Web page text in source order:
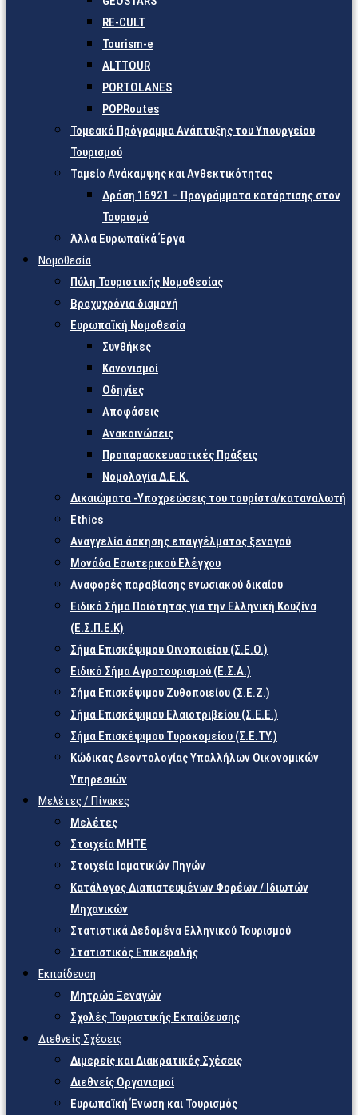
RE-CULT
Tourism-e
ALTTOUR
PORTOLANES
POPRoutes
Τομεακό Πρόγραμμα Ανάπτυξης του Υπουργείου
Τουρισμού
Ταμείο Ανάκαμψης και Ανθεκτικότητας
Δράση 16921 – Προγράμματα κατάρτισης στον
Τουρισμό
Άλλα Ευρωπαϊκά Έργα
Νομοθεσία
Πύλη Τουριστικής Νομοθεσίας
Βραχυχρόνια διαμονή
Ευρωπαϊκή Νομοθεσία
Συνθήκες
Κανονισμοί
Οδηγίες
Αποφάσεις
Ανακοινώσεις
Προπαρασκευαστικές Πράξεις
Νομολογία Δ.Ε.Κ.
Δικαιώματα -Υποχρεώσεις του τουρίστα/καταναλωτή
Ethics
Αναγγελία άσκησης επαγγέλματος ξεναγού
Μονάδα Εσωτερικού Ελέγχου
Αναφορές παραβίασης ενωσιακού δικαίου
Ειδικό Σήμα Ποιότητας για την Ελληνική Κουζίνα
(Ε.Σ.Π.Ε.Κ)
Σήμα Επισκέψιμου Οινοποιείου (Σ.Ε.Ο.)
Ειδικό Σήμα Αγροτουρισμού (Ε.Σ.Α.)
Σήμα Επισκέψιμου Ζυθοποιείου (Σ.Ε.Ζ.)
Σήμα Επισκέψιμου Ελαιοτριβείου (Σ.Ε.Ε.)
Σήμα Επισκέψιμου Τυροκομείου (Σ.Ε.TY.)
Κώδικας Δεοντολογίας Υπαλλήλων Οικονομικών
Υπηρεσιών
Μελέτες / Πίνακες
Μελέτες
Στοιχεία ΜΗΤΕ
Στοιχεία Ιαματικών Πηγών
Κατάλογος Διαπιστευμένων Φορέων / Ιδιωτών
Μηχανικών
Στατιστικά Δεδομένα Ελληνικού Τουρισμού
Στατιστικός Επικεφαλής
Εκπαίδευση
Μητρώο Ξεναγών
Σχολές Τουριστικής Εκπαίδευσης
Διεθνείς Σχέσεις
Διμερείς και Διακρατικές Σχέσεις
Διεθνείς Οργανισμοί
Ευρωπαϊκή Ένωση και Τουρισμός